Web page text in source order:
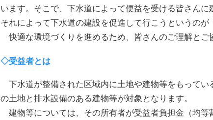
います。そこで、下水道によって便益を受ける皆さん
それによって下水道の建設を促進して行こうというのが
快適な環境づくりを進めるため、皆さんのご理解とご
◇受益者とは
下水道が整備された区域内に土地や建物等をもって
の土地と排水設備のある建物等が対象となります。
建物等については、その所有者が受益者負担金（均